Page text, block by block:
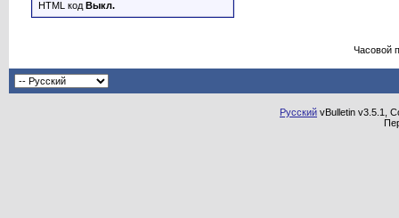
HTML код Выкл.
Часовой
Русский vBulletin v3.5.1,